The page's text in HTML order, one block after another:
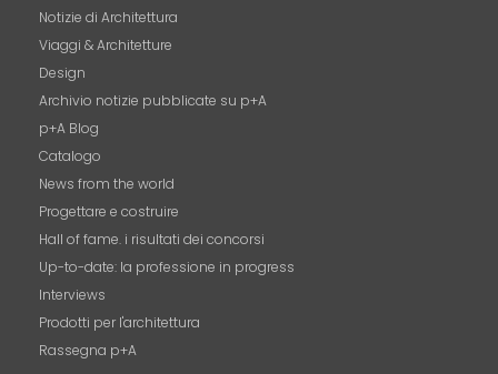
Notizie di Architettura
Viaggi & Architetture
Design
Archivio notizie pubblicate su p+A
p+A Blog
Catalogo
News from the world
Progettare e costruire
Hall of fame. i risultati dei concorsi
Up-to-date: la professione in progress
Interviews
Prodotti per l'architettura
Rassegna p+A